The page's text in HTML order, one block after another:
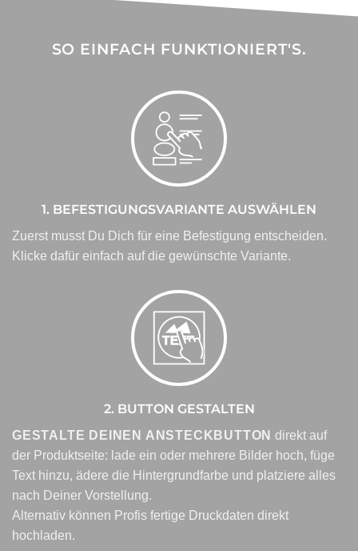
SO EINFACH FUNKTIONIERT'S.
1. BEFESTIGUNGSVARIANTE AUSWÄHLEN
Zuerst musst Du Dich für eine Befestigung entscheiden.
Klicke dafür einfach auf die gewünschte Variante.
2. BUTTON GESTALTEN
GESTALTE DEINEN ANSTECKBUTTON direkt auf
der Produktseite: lade ein oder mehrere Bilder hoch, füge
Text hinzu, ädere die Hintergrundfarbe und platziere alles
nach Deiner Vorstellung.
Alternativ können Profis fertige Druckdaten direkt
hochladen.